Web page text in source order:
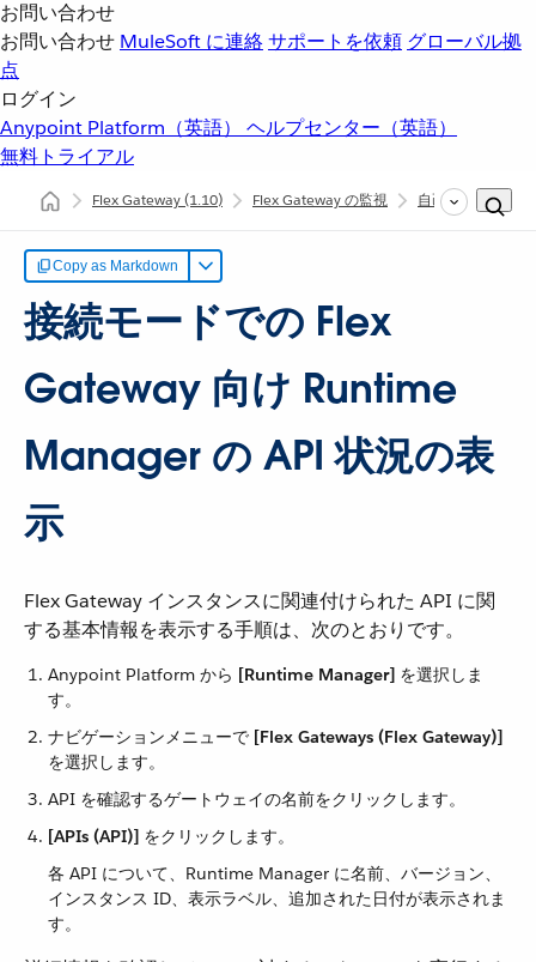
お問い合わせ
お問い合わせ MuleSoft に連絡サポートを依頼 グローバル拠
点
ログイン
Anypoint Platform（英語） ヘルプセンター（英語）
無料トライアル
Flex Gateway(1.10) Flex Gateway の監視 自己管理接続モー
Copy as Markdown
接続モードでの Flex
Gateway 向け Runtime
Manager の API 状況の表
示
Flex Gateway インスタンスに関連付けられた API に関
する基本情報を表示する手順は、次のとおりです。
Anypoint Platform から ​ [Runtime Manager] ​ を選択しま
す。
ナビゲーションメニューで ​ [Flex Gateways (Flex Gateway)]
を選択します。
API を確認するゲートウェイの名前をクリックします。
[APIs (API)] ​ をクリックします。
各 API について、Runtime Manager に名前、バージョン、
インスタンス ID、表示ラベル、追加された日付が表示されま
す。